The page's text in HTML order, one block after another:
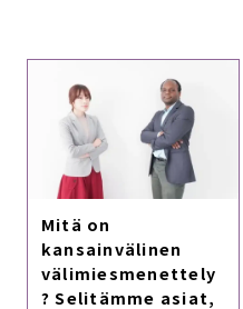
Mitä on
kansainvälinen
välimiesmenettely
? Selitämme asiat,